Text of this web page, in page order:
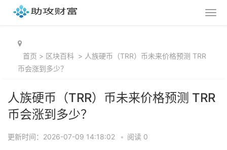
首页 > 区块百科 > 人族硬币（TRR）币未来价格预测 TRR
币会涨到多少？
人族硬币（TRR）币未来价格预测 TRR
币会涨到多少？
更新时间：2026-07-09 14:18:02 • 阅读 0